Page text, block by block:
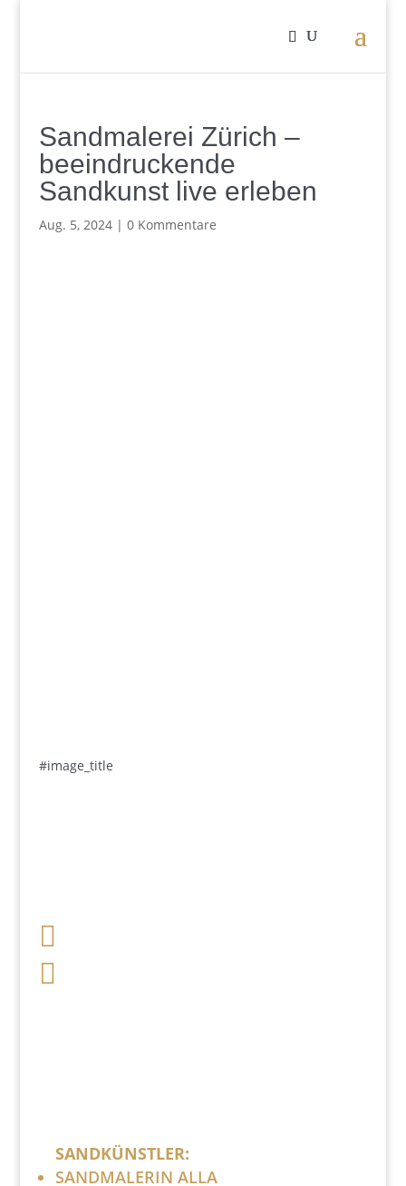
Sandmalerei Zürich –
beeindruckende
Sandkunst live erleben
Aug. 5, 2024| 0 Kommentare
#image_title


SANDKÜNSTLER:
SANDMALERIN ALLA